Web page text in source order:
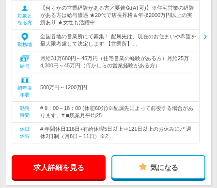
対象と
なる方
【何らかの営業経験がある方／要普免(AT可)】※住宅営業の経験
がある方は給与優遇 ★20代で店長昇格＆年収2000万円以上の実
績あり ★女性も活躍中
勤務地
全国各地の営業所にて募集！ 配属先は、現在のお住まいや希望を
最大限考慮して決定します 【営業所】…
給与
月給31万680円～45万円（住宅営業の経験がある方）月給25万
4,300円～45万円（何かしらの営業経験がある方）…
初年度
年収
500万円～1200万円
勤務
時間
# 9：00～18：00 (休憩60分)※配属先によって前後する場合があ
ります。# ■残業月平均25…
休日
休暇
# 年間休日116日+有給休暇5日以上⇒121日以上のお休みに♪* 週
休2日制（月8日～11日）※2…
求人詳細を見る 気になる